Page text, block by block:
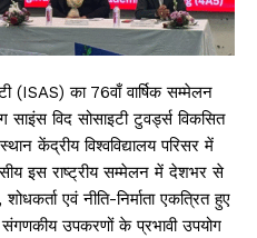
(ISAS) का 76वाँ वार्षिक सम्मेलन
विद सोसाइटी टुवर्ड्स विकसित
केंद्रीय विश्वविद्यालय परिसर में
इस राष्ट्रीय सम्मेलन में देशभर से
एवं नीति-निर्माता एकत्रित हुए
उपकरणों के प्रभावी उपयोग